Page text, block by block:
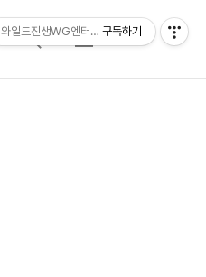
검
메
와일드진생WG엔터테인먼트
구독하기